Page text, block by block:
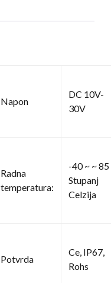
Napon
DC 10V-
30V
Radna
temperatura:
-40 ~ ~ 85
Stupanj
Celzija
Potvrda
Ce, IP67,
Rohs